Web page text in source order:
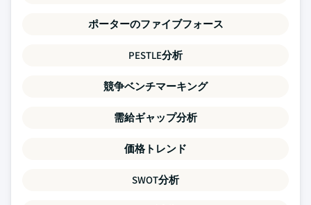
ポーターのファイブフォース
PESTLE分析
競争ベンチマーキング
需給ギャップ分析
価格トレンド
SWOT分析